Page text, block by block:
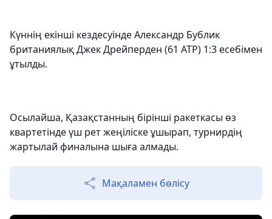
Күннің екінші кездесуінде Александр Бублик
британиялық Джек Дрейперден (61 ATP) 1:3 есебімен
ұтылды.
Осылайша, Қазақстанның бірінші ракеткасы өз
квартетінде үш рет жеңіліске ұшырап, турнирдің
жартылай финалына шыға алмады.
Мақаламен бөлісу